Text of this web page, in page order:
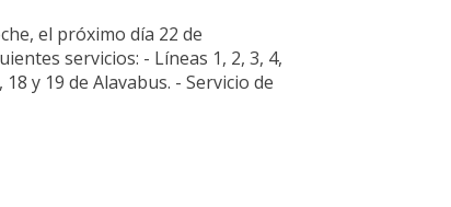
el próximo día 22 de
servicios: - Líneas 1, 2, 3, 4,
18 y 19 de Alavabus. - Servicio de